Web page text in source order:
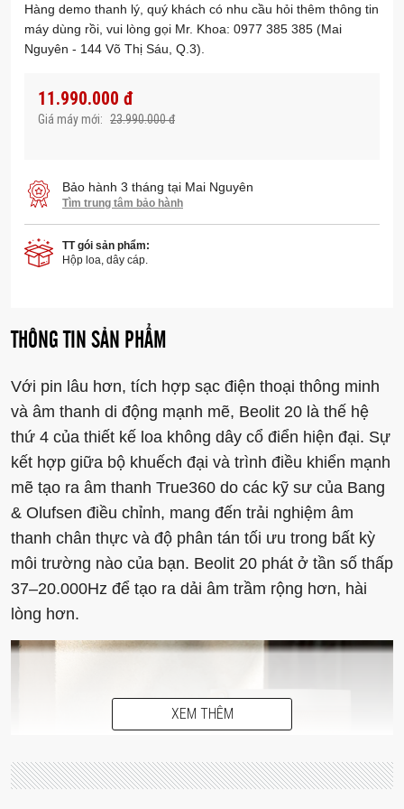
Hàng demo thanh lý, quý khách có nhu cầu hỏi thêm thông tin
máy dùng rồi, vui lòng gọi Mr. Khoa: 0977 385 385 (Mai
Nguyên - 144 Võ Thị Sáu, Q.3).
11.990.000 đ
Giá máy mới: 23.990.000 đ
Bảo hành 3 tháng tại Mai Nguyên
Tìm trung tâm bảo hành
TT gói sản phẩm:
Hộp loa, dây cáp.
THÔNG TIN SẢN PHẨM
Với pin lâu hơn, tích hợp sạc điện thoại thông minh
và âm thanh di động mạnh mẽ, Beolit ​​20 là thế hệ
thứ 4 của thiết kế loa không dây cổ điển hiện đại. Sự
kết hợp giữa bộ khuếch đại và trình điều khiển mạnh
mẽ tạo ra âm thanh True360 do các kỹ sư của Bang
& Olufsen điều chỉnh, mang đến trải nghiệm âm
thanh chân thực và độ phân tán tối ưu trong bất kỳ
môi trường nào của bạn. Beolit ​​20 phát ở tần số thấp
37–20.000Hz để tạo ra dải âm trầm rộng hơn, hài
lòng hơn.
XEM THÊM